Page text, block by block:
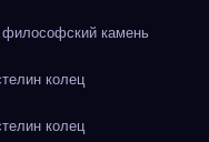
камень
колец
колец